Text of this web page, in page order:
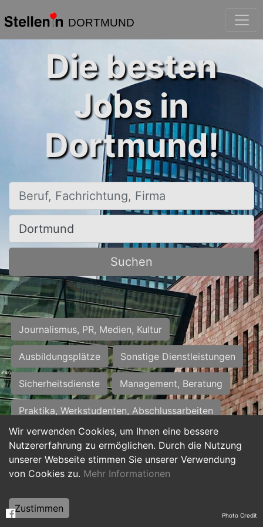
DORTMUND
Wir verwenden Cookies, um Ihnen eine bessere
Nutzererfahrung zu ermöglichen. Durch die Nutzung
unserer Webseite stimmen Sie unserer Verwendung
von Cookies zu. Mehr Informationen
Zustimmen
Die besten
Jobs in
Dortmund!
Beruf, Fachrichtung, Firma
Ort, Stadt
Suchen
Journalismus, PR, Medien, Kultur
Ausbildungsplätze Sonstige Dienstleistungen
Sicherheitsdienste Management, Beratung
Praktika, Werkstudenten, Abschlussarbeiten
Personalwesen Assistenz, Sekretariat
Hilfskräfte, Aushilfs- und Nebenjobs
Weiterbildung, Studium, duale Ausbildung Photo Credit